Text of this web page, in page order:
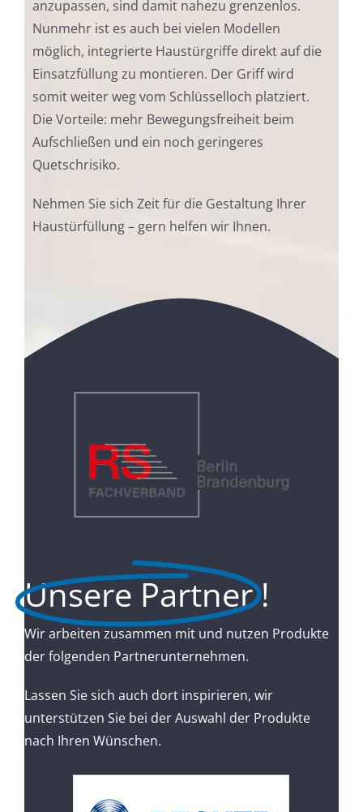
anzupassen, sind damit nahezu grenzenlos.
Nunmehr ist es auch bei vielen Modellen
möglich, integrierte Haustürgriffe direkt auf die
Einsatzfüllung zu montieren. Der Griff wird
somit weiter weg vom Schlüsselloch platziert.
Die Vorteile: mehr Bewegungsfreiheit beim
Aufschließen und ein noch geringeres
Quetschrisiko.
Nehmen Sie sich Zeit für die Gestaltung Ihrer
Haustürfüllung – gern helfen wir Ihnen.
Unsere Partner!
Wir arbeiten zusammen mit und nutzen Produkte
der folgenden Partnerunternehmen.
Lassen Sie sich auch dort inspirieren, wir
unterstützen Sie bei der Auswahl der Produkte
nach Ihren Wünschen.